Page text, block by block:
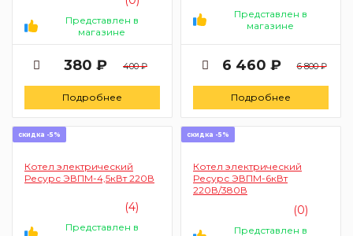
Представлен в
магазине
380 ₽ 400 ₽
Подробнее
Представлен в
магазине
6 460 ₽ 6 800 ₽
Подробнее
скидка -5%
Котел электрический
Ресурс ЭВПМ-4,5кВт 220В
(4)
Представлен в
скидка -5%
Котел электрический
Ресурс ЭВПМ-6кВт
220В/380В
(0)
Представлен в